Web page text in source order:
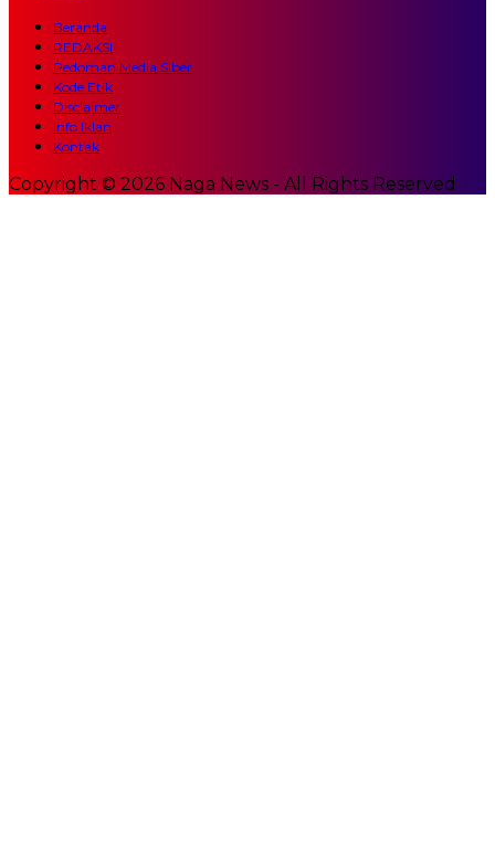
Beranda
REDAKSI
Pedoman Media Siber
Kode Etik
Disclaimer
Info Iklan
Kontak
Copyright © 2026 Naga News - All Rights Reserved